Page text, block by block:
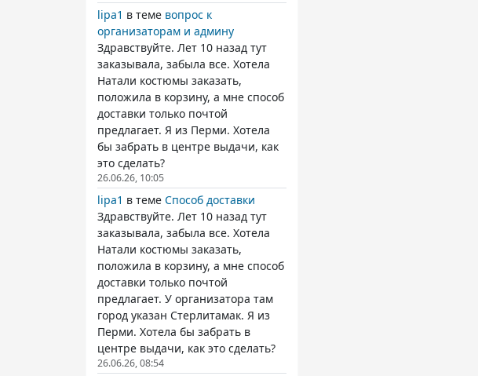
lipa1 в теме вопрос к
организаторам и админу
Здравствуйте. Лет 10 назад тут
заказывала, забыла все. Хотела
Натали костюмы заказать,
положила в корзину, а мне способ
доставки только почтой
предлагает. Я из Перми. Хотела
бы забрать в центре выдачи, как
это сделать?
26.06.26, 10:05
lipa1 в теме Способ доставки
Здравствуйте. Лет 10 назад тут
заказывала, забыла все. Хотела
Натали костюмы заказать,
положила в корзину, а мне способ
доставки только почтой
предлагает. У организатора там
город указан Стерлитамак. Я из
Перми. Хотела бы забрать в
центре выдачи, как это сделать?
26.06.26, 08:54